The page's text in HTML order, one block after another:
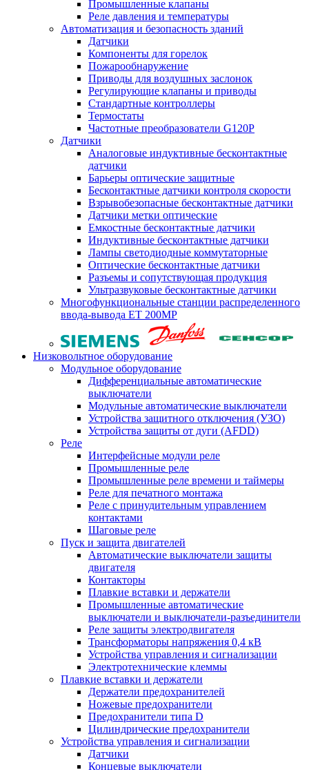
Промышленные клапаны
Реле давления и температуры
Автоматизация и безопасность зданий
Датчики
Компоненты для горелок
Пожарообнаружение
Приводы для воздушных заслонок
Регулирующие клапаны и приводы
Стандартные контроллеры
Термостаты
Частотные преобразователи G120P
Датчики
Аналоговые индуктивные бесконтактные
датчики
Барьеры оптические защитные
Бесконтактные датчики контроля скорости
Взрывобезопасные бесконтактные датчики
Датчики метки оптические
Емкостные бесконтактные датчики
Индуктивные бесконтактные датчики
Лампы светодиодные коммутаторные
Оптические бесконтактные датчики
Разъемы и сопутствующая продукция
Ультразвуковые бесконтактные датчики
Многофункциональные станции распределенного
ввода-вывода ET 200MP
Низковольтное оборудование
Модульное оборудование
Дифференциальные автоматические
выключатели
Модульные автоматические выключатели
Устройства защитного отключения (УЗО)
Устройства защиты от дуги (AFDD)
Реле
Интерфейсные модули реле
Промышленные реле
Промышленные реле времени и таймеры
Реле для печатного монтажа
Реле с принудительным управлением
контактами
Шаговые реле
Пуск и защита двигателей
Автоматические выключатели защиты
двигателя
Контакторы
Плавкие вставки и держатели
Промышленные автоматические
выключатели и выключатели-разъединители
Реле защиты электродвигателя
Трансформаторы напряжения 0,4 кВ
Устройства управления и сигнализации
Электротехнические клеммы
Плавкие вставки и держатели
Держатели предохранителей
Ножевые предохранители
Предохранители типа D
Цилиндрические предохранители
Устройства управления и сигнализации
Датчики
Концевые выключатели